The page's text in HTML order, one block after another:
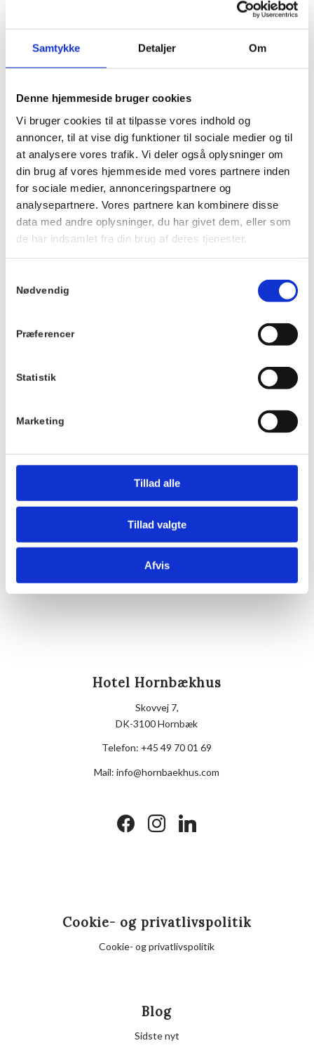
Samtykke Detaljer Om
Denne hjemmeside bruger cookies
Vi bruger cookies til at tilpasse vores indhold og
annoncer, til at vise dig funktioner til sociale medier og til
at analysere vores trafik. Vi deler også oplysninger om
din brug af vores hjemmeside med vores partnere inden
for sociale medier, annonceringspartnere og
analysepartnere. Vores partnere kan kombinere disse
data med andre oplysninger, du har givet dem, eller som
de har indsamlet fra din brug af deres tjenester.
Nødvendig
Præferencer
Statistik
Marketing
Tillad alle
Tillad valgte
Afvis
dessert. Dessert og kaffe kan købes efter maden. Børn til og
med 3 år betaler ikke.
Husk at reservere dine pladser på forhånd.
Ankom gerne ca. 20 minutter før, så du kan få noget at drikke
og finde en plads ved langbordet, inden maden serveres.
Vi kan ikke tilpasse maden eller garantere veganske, mælkefri
eller glutenfri muligheder.
Der tages forbehold for ændringer i menuen.
Du kan se menuenHER.
Info
Dato:
Serie:
Pris:
Sted
Skovvej 7
Telefon
Hotel Hornbækhus
Skovvej 7,
DK-3100 Hornbæk
Telefon: +45 49 70 01 69
Mail:info@hornbaekhus.com
facebookinstagramlinkedin
Cookie- og privatlivspolitik
Cookie- og privatlivspolitik
Blog
Sidste nyt